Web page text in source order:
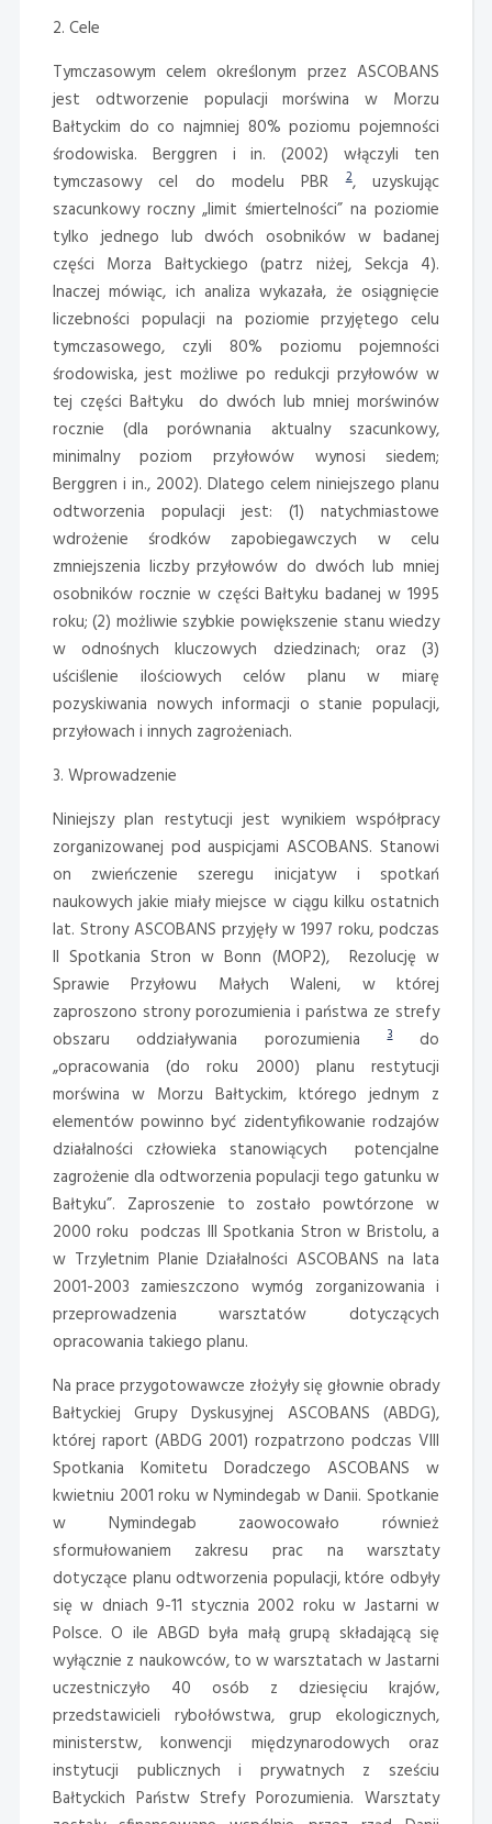
2. Cele
Tymczasowym celem określonym przez ASCOBANS
jest odtworzenie populacji morświna w Morzu
Bałtyckim do co najmniej 80% poziomu pojemności
środowiska. Berggren i in. (2002) włączyli ten
tymczasowy cel do modelu PBR2, uzyskując
szacunkowy roczny „limit śmiertelności” na poziomie
tylko jednego lub dwóch osobników w badanej
części Morza Bałtyckiego (patrz niżej, Sekcja 4).
Inaczej mówiąc, ich analiza wykazała, że osiągnięcie
liczebności populacji na poziomie przyjętego celu
tymczasowego, czyli 80% poziomu pojemności
środowiska, jest możliwe po redukcji przyłowów w
tej części Bałtyku do dwóch lub mniej morświnów
rocznie (dla porównania aktualny szacunkowy,
minimalny poziom przyłowów wynosi siedem;
Berggren i in., 2002). Dlatego celem niniejszego planu
odtworzenia populacji jest: (1) natychmiastowe
wdrożenie środków zapobiegawczych w celu
zmniejszenia liczby przyłowów do dwóch lub mniej
osobników rocznie w części Bałtyku badanej w 1995
roku; (2) możliwie szybkie powiększenie stanu wiedzy
w odnośnych kluczowych dziedzinach; oraz (3)
uściślenie ilościowych celów planu w miarę
pozyskiwania nowych informacji o stanie populacji,
przyłowach i innych zagrożeniach.
3. Wprowadzenie
Niniejszy plan restytucji jest wynikiem współpracy
zorganizowanej pod auspicjami ASCOBANS. Stanowi
on zwieńczenie szeregu inicjatyw i spotkań
naukowych jakie miały miejsce w ciągu kilku ostatnich
lat. Strony ASCOBANS przyjęły w 1997 roku, podczas
II Spotkania Stron w Bonn (MOP2), Rezolucję w
Sprawie Przyłowu Małych Waleni, w której
zaproszono strony porozumienia i państwa ze strefy
obszaru oddziaływania porozumienia3do
„opracowania (do roku 2000) planu restytucji
morświna w Morzu Bałtyckim, którego jednym z
elementów powinno być zidentyfikowanie rodzajów
działalności człowieka stanowiących potencjalne
zagrożenie dla odtworzenia populacji tego gatunku w
Bałtyku”. Zaproszenie to zostało powtórzone w
2000 roku podczas III Spotkania Stron w Bristolu, a
w Trzyletnim Planie Działalności ASCOBANS na lata
2001-2003 zamieszczono wymóg zorganizowania i
przeprowadzenia warsztatów dotyczących
opracowania takiego planu.
Na prace przygotowawcze złożyły się głownie obrady
Bałtyckiej Grupy Dyskusyjnej ASCOBANS (ABDG),
której raport (ABDG 2001) rozpatrzono podczas VIII
Spotkania Komitetu Doradczego ASCOBANS w
kwietniu 2001 roku w Nymindegab w Danii. Spotkanie
w Nymindegab zaowocowało również
sformułowaniem zakresu prac na warsztaty
dotyczące planu odtworzenia populacji, które odbyły
się w dniach 9-11 stycznia 2002 roku w Jastarni w
Polsce. O ile ABGD była małą grupą składającą się
wyłącznie z naukowców, to w warsztatach w Jastarni
uczestniczyło 40 osób z dziesięciu krajów,
przedstawicieli rybołówstwa, grup ekologicznych,
ministerstw, konwencji międzynarodowych oraz
instytucji publicznych i prywatnych z sześciu
Bałtyckich Państw Strefy Porozumienia. Warsztaty